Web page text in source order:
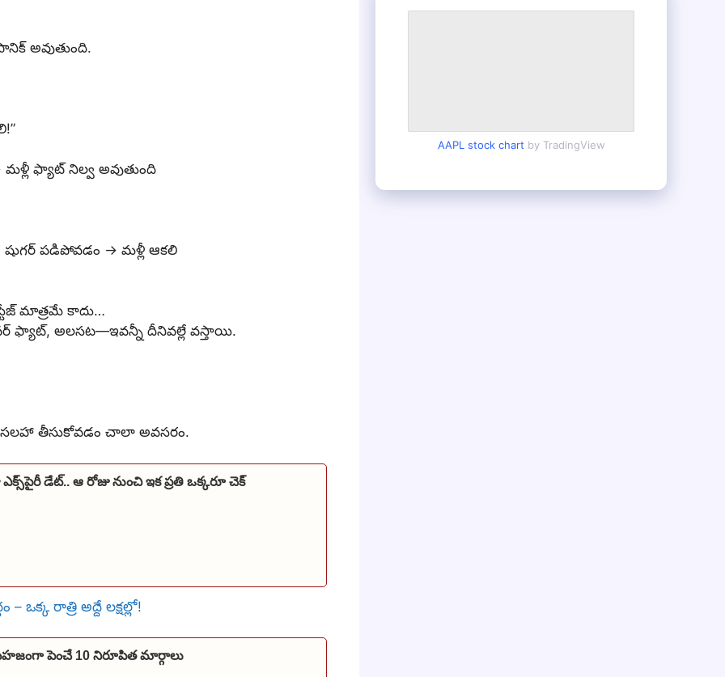
అవుతుంది.
మళ్లీ ఫ్యాట్ నిల్వ అవుతుంది
పడిపోవడం → మళ్లీ ఆకలి
మాత్రమే కాదు…
ఫ్యాట్, అలసట—ఇవన్నీ దీనివల్లే వస్తాయి.
తీసుకోవడం చాలా అవసరం.
డేట్.. ఆ రోజు నుంచి ఇక ప్రతి ఒక్కరూ చెక్
ఒక్క రాత్రి అద్దే లక్షల్లో!
సహజంగా పెంచే 10 నిరూపిత మార్గాలు
AAPL stock chart by TradingView